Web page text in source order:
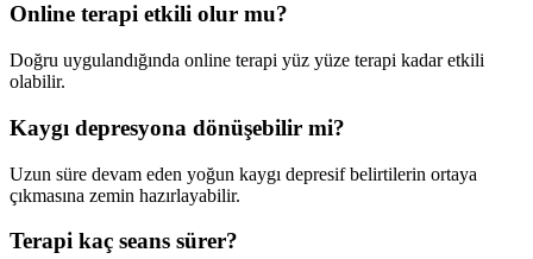
Online terapi etkili olur mu?
Doğru uygulandığında online terapi yüz yüze terapi kadar etkili
olabilir.
Kaygı depresyona dönüşebilir mi?
Uzun süre devam eden yoğun kaygı depresif belirtilerin ortaya
çıkmasına zemin hazırlayabilir.
Terapi kaç seans sürer?